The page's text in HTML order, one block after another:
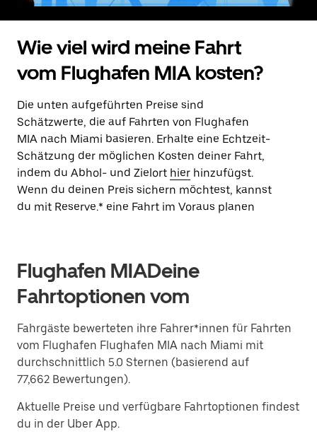
Wie viel wird meine Fahrt
vom Flughafen MIA kosten?
Die unten aufgeführten Preise sind
Schätzwerte, die auf Fahrten von Flughafen
MIA nach Miami basieren. Erhalte eine Echtzeit-
Schätzung der möglichen Kosten deiner Fahrt,
indem du Abhol- und Zielort hier hinzufügst.
Wenn du deinen Preis sichern möchtest, kannst
du mit Reserve.* eine Fahrt im Voraus planen
Flughafen MIADeine
Fahrtoptionen vom
Fahrgäste bewerteten ihre Fahrer*innen für Fahrten
vom Flughafen Flughafen MIA nach Miami mit
durchschnittlich 5.0 Sternen (basierend auf
77,662 Bewertungen).
Aktuelle Preise und verfügbare Fahrtoptionen findest
du in der Uber App.